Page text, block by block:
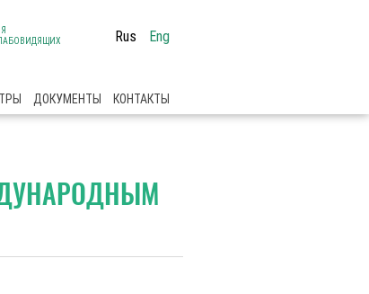
Rus Eng
ДОКУМЕНТЫ КОНТАКТЫ